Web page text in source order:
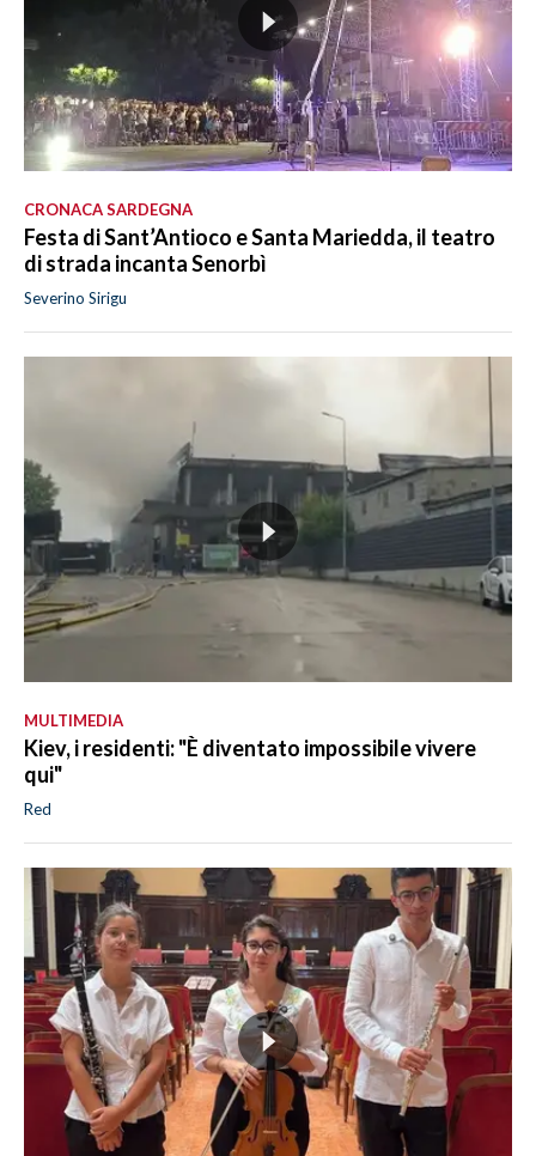
CRONACA SARDEGNA
Festa di Sant’Antioco e Santa Mariedda, il teatro
di strada incanta Senorbì
Severino Sirigu
MULTIMEDIA
Kiev, i residenti: "È diventato impossibile vivere
qui"
Red